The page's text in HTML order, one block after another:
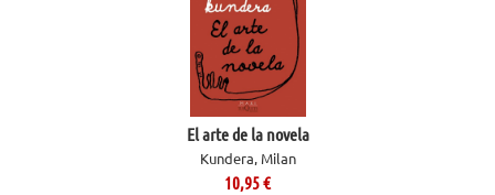
El arte de la novela
Kundera, Milan
10,95€